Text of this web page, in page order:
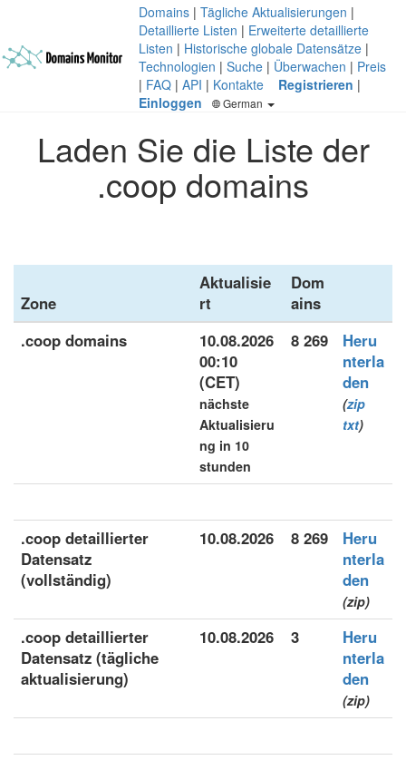
Domains | Tägliche Aktualisierungen |
Detaillierte Listen | Erweiterte detaillierte
Listen | Historische globale Datensätze |
Technologien | Suche | Überwachen | Preis
| FAQ | API | Kontakte Registrieren |
Einloggen
German
Laden Sie die Liste der
.coop domains
Zone
Aktualisie
rt
Dom
ains
.coop domains
10.08.2026
00:10
(CET)
nächste
Aktualisieru
ng in 10
stunden
8 269
Heru
nterla
den
(zip
txt)
.coop detaillierter
Datensatz
(vollständig)
10.08.2026 8 269
Heru
nterla
den
(zip)
.coop detaillierter
Datensatz (tägliche
aktualisierung)
10.08.2026 3
Heru
nterla
den
(zip)